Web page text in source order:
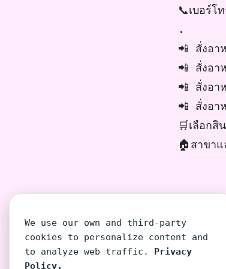
📞เบอร์
.
📲 สั่งอ
📲 สั่งอ
📲 สั่งอ
📲 สั่งอ
🛒เลือก
🏠สาข
We use our own and third-party
cookies to personalize content and
to analyze web traffic. Privacy
Policy.